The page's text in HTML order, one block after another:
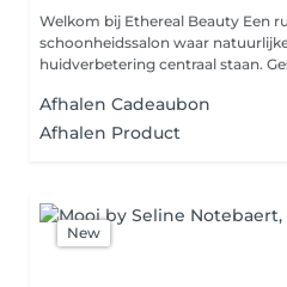
Welkom bij Ethereal Beauty Een rustgevende
schoonheidssalon waar
Afhalen Cadeaubon
Afhalen Product
New